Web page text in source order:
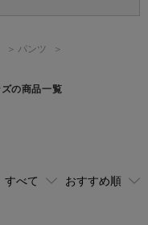
カ
パンツ
の商品一覧